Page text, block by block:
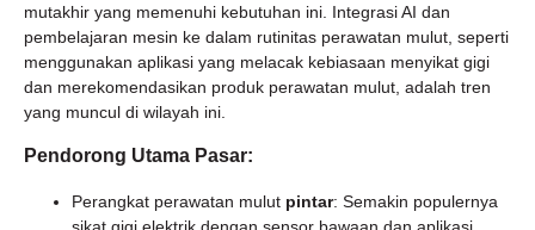
mutakhir yang memenuhi kebutuhan ini. Integrasi AI dan
pembelajaran mesin ke dalam rutinitas perawatan mulut, seperti
menggunakan aplikasi yang melacak kebiasaan menyikat gigi
dan merekomendasikan produk perawatan mulut, adalah tren
yang muncul di wilayah ini.
Pendorong Utama Pasar:
Perangkat perawatan mulut pintar: Semakin populernya